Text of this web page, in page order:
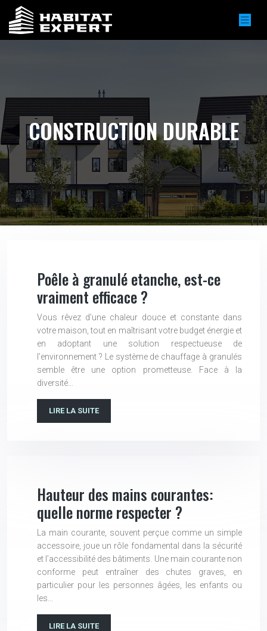
CONSTRUCTION DURABLE
Poêle à granulé etanche, est-ce
vraiment efficace ?
Vous rêvez d’une chaleur douce et constante dans
votre maison, tout en maîtrisant votre budget énergie et
en adoptant une solution respectueuse de
l’environnement ? Le système de chauffage à granulés
semble être une option prometteuse. Face à la
diversité…
LIRE LA SUITE
Hauteur des mains courantes:
quelle norme respecter ?
La main courante, souvent perçue comme un simple
accessoire, joue un rôle fondamental dans la sécurité
et l’accessibilité des bâtiments. Une main courante non
conforme peut entraîner des chutes graves, en
particulier pour les personnes âgées, les enfants ou
les…
LIRE LA SUITE